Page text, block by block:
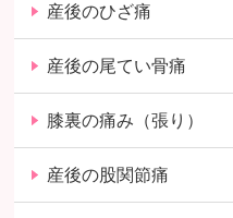
産後のひざ痛
産後の尾てい骨痛
膝裏の痛み（張り）
産後の股関節痛